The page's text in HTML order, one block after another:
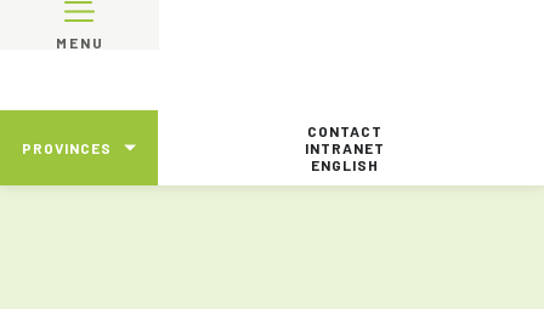
MENU
PROVINCES
CONTACT
INTRANET
ENGLISH